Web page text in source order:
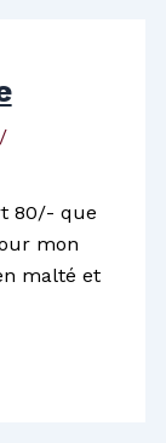
/
80/- que
mon
malté et